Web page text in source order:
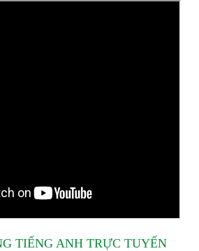
TIẾNG ANH TRỰC TUYẾN